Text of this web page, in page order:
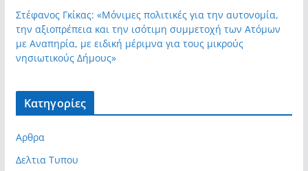
Στέφανος Γκίκας: «Μόνιμες πολιτικές για την αυτονομία,
την αξιοπρέπεια και την ισότιμη συμμετοχή των Ατόμων
με Αναπηρία, με ειδική μέριμνα για τους μικρούς
νησιωτικούς Δήμους»
Kατηγορίες
Αρθρα
Δελτια Τυπου